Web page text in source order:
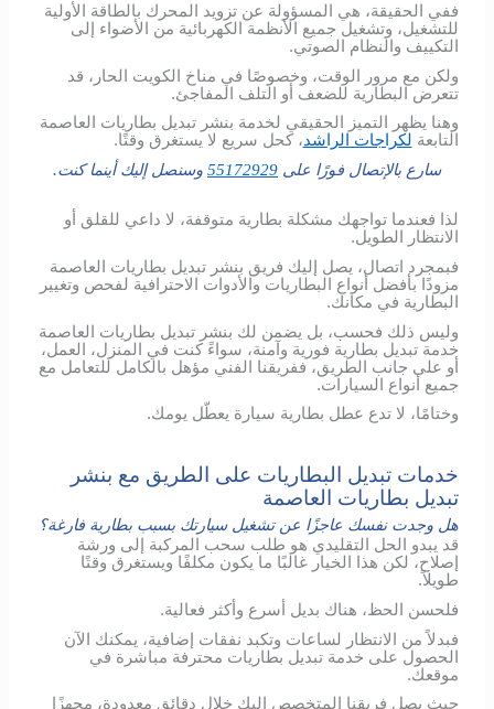
ففي الحقيقة، هي المسؤولة عن تزويد المحرك بالطاقة الأولية
للتشغيل، وتشغيل جميع الأنظمة الكهربائية من الأضواء إلى
التكييف والنظام الصوتي.
ولكن مع مرور الوقت، وخصوصًا في مناخ الكويت الحار، قد
تتعرض البطارية للضعف أو التلف المفاجئ.
وهنا يظهر التميز الحقيقي لخدمة بنشر تبديل بطاريات العاصمة
التابعة لكراجات الراشد، كحل سريع لا يستغرق وقتًا.
سارع بالإتصال فورًا على 55172929 وسنصل إليك أينما كنت.
لذا فعندما تواجهك مشكلة بطارية متوقفة، لا داعي للقلق أو
الانتظار الطويل.
فبمجرد اتصال، يصل إليك فريق بنشر تبديل بطاريات العاصمة
مزودًا بأفضل أنواع البطاريات والأدوات الاحترافية لفحص وتغيير
البطارية في مكانك.
وليس ذلك فحسب، بل يضمن لك بنشر تبديل بطاريات العاصمة
خدمة تبديل بطارية فورية وآمنة، سواءً كنت في المنزل، العمل،
أو على جانب الطريق، ففريقنا الفني مؤهل بالكامل للتعامل مع
جميع أنواع السيارات.
وختامًا، لا تدع عطل بطارية سيارة يعطّل يومك.
خدمات تبديل البطاريات على الطريق مع بنشر
تبديل بطاريات العاصمة
هل وجدت نفسك عاجزًا عن تشغيل سيارتك بسبب بطارية فارغة؟
قد يبدو الحل التقليدي هو طلب سحب المركبة إلى ورشة
إصلاح، لكن هذا الخيار غالبًا ما يكون مكلفًا ويستغرق وقتًا
طويلاً.
فلحسن الحظ، هناك بديل أسرع وأكثر فعالية.
فبدلاً من الانتظار لساعات وتكبد نفقات إضافية، يمكنك الآن
الحصول على خدمة تبديل بطاريات محترفة مباشرة في
موقعك.
حيث يصل فريقنا المتخصص إليك خلال دقائق معدودة، مجهزًا